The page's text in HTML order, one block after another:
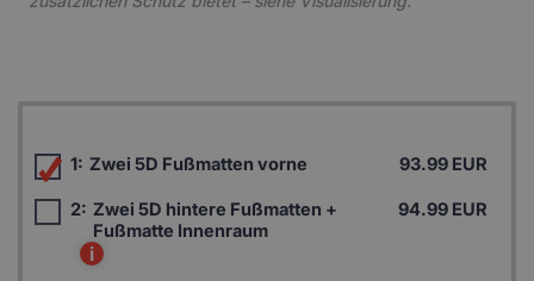
1: Zwei 5D Fußmatten vorne 93.99 EUR
2: Zwei 5D hintere Fußmatten +
Fußmatte Innenraum
i
94.99 EUR